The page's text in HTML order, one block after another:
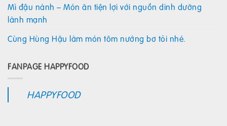
Mì đậu nành – Món ăn tiện lợi với nguồn dinh dưỡng
lành mạnh
Cùng Hùng Hậu làm món tôm nướng bơ tỏi nhé.
FANPAGE HAPPYFOOD
HAPPYFOOD